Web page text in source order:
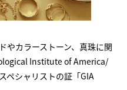
やカラーストーン、真珠に関
Institute of America/
ペシャリストの証「GIA